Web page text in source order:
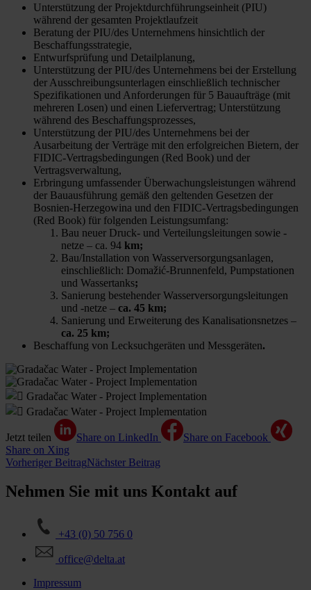
Unterstützung der Projektdurchführungseinheit (PIU)
während der gesamten Projektlaufzeit
Beratung der PIU/des Unternehmens hinsichtlich der
Beschaffungsstrategie,
Entwurfsprüfung und Detailplanung,
Unterstützung der PIU/des Unternehmens bei der Erstellung
der Ausschreibungsunterlagen einschließlich technischer
Spezifikationen und Anforderungen für 5 Bauaufträge (mit
mehreren Losen) und einen Liefervertrag; Unterstützung
während des Beschaffungsprozesses,
Unterstützung der PIU/des Unternehmens bei der
Ausarbeitung der Verträge mit den erfolgreichen Bietern, der
FIDIC-Vertragsbedingungen (Red Book) und der
Vertragsverwaltung,
Erbringung umfassender Überwachungsleistungen während
der Bauausführung gemäß den geltenden Gesetzen der
Bosnien-Herzegowina und den FIDIC-Vertragsbedingungen
(Red Book) für folgenden Leistungsumfang:
Bau neuer Druck- und Verteilungsleitungen sowie -
netze – ca. 94 km;
Bau/Installation von Wasserversorgungsanlagen,
einschließlich: Domažić-Brunnenfeld, Pumpstationen
und Wassertanks;
Sanierung bestehender Wasserversorgungsleitungen
und -netze – ca. 45 km;
Sanierung und Erweiterung des Kanalisationsnetzes –
ca. 25 km;
Beschaffung von Lecksuchgeräten und Messgeräten.
Jetzt teilen Share on LinkedIn
Share on Facebook
Share on Xing
Vorheriger BeitragNächster Beitrag
Nehmen Sie mit uns Kontakt auf
+43 (0) 50 756 0
office@delta.at
Impressum